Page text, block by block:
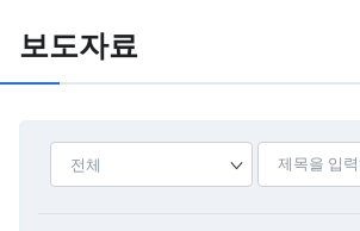
보도자료
제목